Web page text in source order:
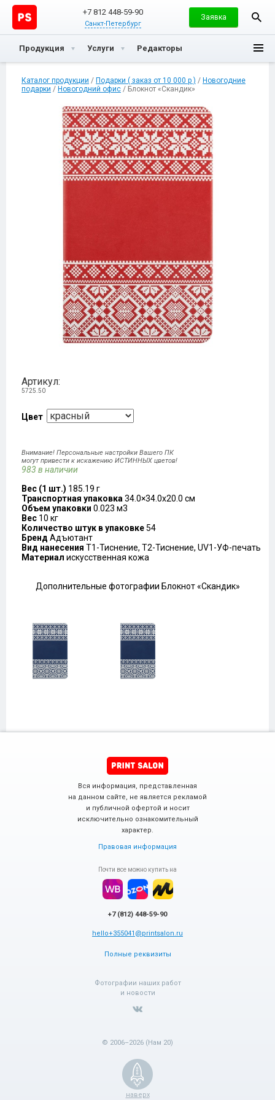
+7 812 448-59-90
Санкт-Петербург
Заявка
Продукция Услуги Редакторы
Каталог продукции / Подарки ( заказ от 10 000 р ) / Новогодние
подарки / Новогодний офис / Блокнот «Скандик»
Артикул:
5725.50
Цвет
Внимание! Персональные настройки Вашего ПК
могут привести к искажению ИСТИННЫХ цветов!
983 в наличии
Вес (1 шт.) 185.19 г
Транспортная упаковка 34.0×34.0x20.0 см
Объем упаковки 0.023 м3
Вес 10 кг
Количество штук в упаковке54
Бренд Адъютант
Вид нанесения T1-Тиснение, T2-Тиснение, UV1-УФ-печать
Материал искусственная кожа
Дополнительные фотографии Блокнот «Скандик»
Вся информация, представленная
на данном сайте, не является рекламой
и публичной офертой и носит
исключительно ознакомительный
характер.
Правовая информация
Почти все можно купить на
+7 (812) 448-59-90
hello+355041@printsalon.ru
Полные реквизиты
Фотографии наших работ
и новости
© 2006–2026 (Нам 20)
наверх